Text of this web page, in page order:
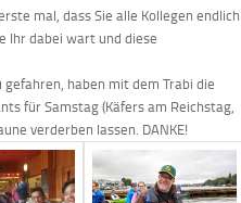
mal, dass Sie alle Kollegen endlich
Ihr dabei wart und diese
haben mit dem Trabi die
für Samstag (Käfers am Reichstag,
verderben lassen. DANKE!